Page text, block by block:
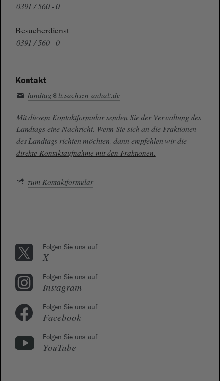
0391 / 560 - 0
Besucherdienst
0391 / 560 - 0
Kontakt
landtag@lt.sachsen-anhalt.de
Mit diesem Kontaktformular senden Sie der Verwaltung des
Landtags eine Nachricht. Wenn Sie sich an die Fraktionen
des Landtags richten möchten, dann empfehlen wir die
direkte Kontaktaufnahme mit den Fraktionen.
zum Kontaktformular
Folgen Sie uns auf
X
Folgen Sie uns auf
Instagram
Folgen Sie uns auf
Facebook
Folgen Sie uns auf
YouTube